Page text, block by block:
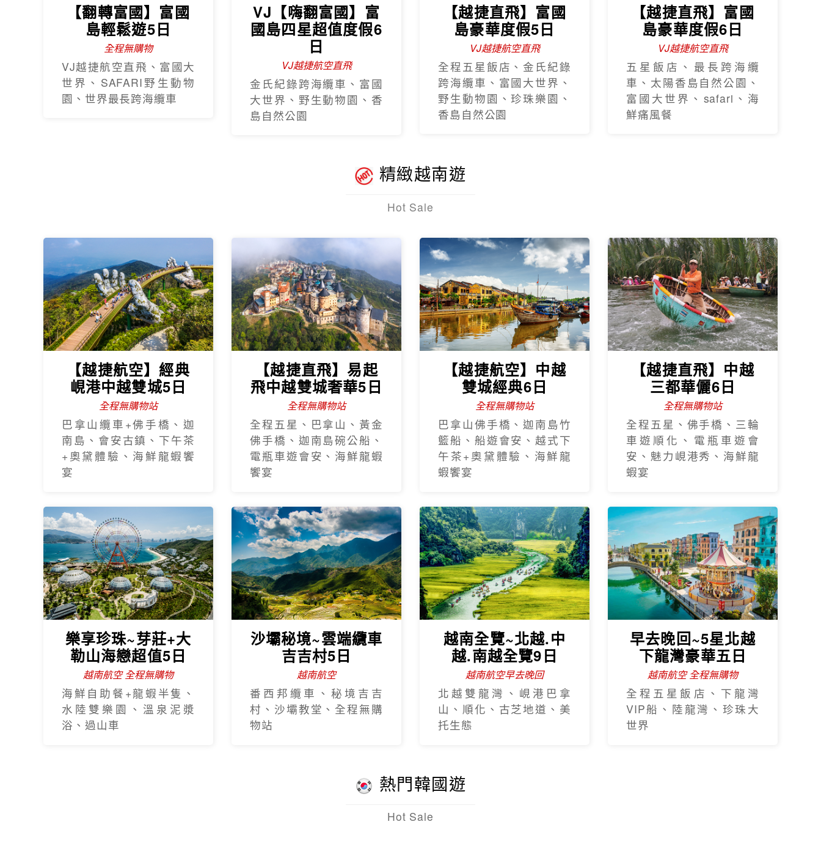
【翻轉富國】富國
島輕鬆遊5日
全程無購物
VJ越捷航空直飛、富國大
世界、SAFARI野生動物
園、世界最長跨海纜車
VJ【嗨翻富國】富
國島四星超值度假6
日
VJ越捷航空直飛
金氏紀錄跨海纜車、富國
大世界、野生動物園、香
島自然公園
【越捷直飛】富國
島豪華度假5日
VJ越捷航空直飛
全程五星飯店、金氏紀錄
跨海纜車、富國大世界、
野生動物園、珍珠樂園、
香島自然公園
【越捷直飛】富國
島豪華度假6日
VJ越捷航空直飛
五星飯店、最長跨海纜
車、太陽香島自然公園、
富國大世界、safari、海
鮮痛風餐
精緻越南遊
Hot Sale
【越捷航空】經典
峴港中越雙城5日
全程無購物站
巴拿山纜車+佛手橋、迦
南島、會安古鎮、下午茶
+奧黛體驗、海鮮龍蝦饗
宴
【越捷直飛】易起
飛中越雙城奢華5日
全程無購物站
全程五星、巴拿山、黃金
佛手橋、迦南島碗公船、
電瓶車遊會安、海鮮龍蝦
饗宴
【越捷航空】中越
雙城經典6日
全程無購物站
巴拿山佛手橋、迦南島竹
籃船、船遊會安、越式下
午茶+奧黛體驗、海鮮龍
蝦饗宴
【越捷直飛】中越
三都華儷6日
全程無購物站
全程五星、佛手橋、三輪
車遊順化、電瓶車遊會
安、魅力峴港秀、海鮮龍
蝦宴
樂享珍珠~芽莊+大
勒山海戀超值5日
越南航空 全程無購物
海鮮自助餐+龍蝦半隻、
水陸雙樂園、溫泉泥漿
浴、過山車
沙壩秘境~雲端纜車
吉吉村5日
越南航空
番西邦纜車、秘境吉吉
村、沙壩教堂、全程無購
物站
越南全覽~北越.中
越.南越全覽9日
越南航空早去晚回
北越雙龍灣、峴港巴拿
山、順化、古芝地道、美
托生態
早去晚回~5星北越
下龍灣豪華五日
越南航空 全程無購物
全程五星飯店、下龍灣
VIP船、陸龍灣、珍珠大
世界
熱門韓國遊
Hot Sale